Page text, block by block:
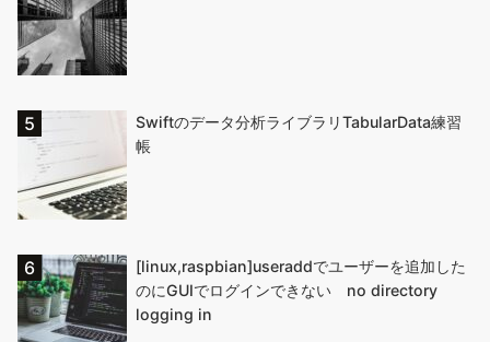
Swiftのデータ分析ライブラリTabularData練習
帳
[linux,raspbian]useraddでユーザーを追加した
のにGUIでログインできない no directory
logging in